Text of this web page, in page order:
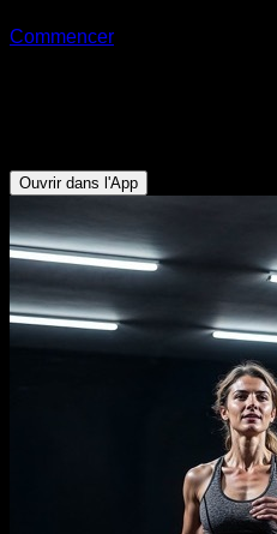
Commencer
Ouvrir dans l'App